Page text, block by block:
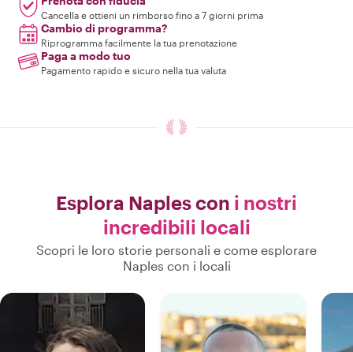
Cancella e ottieni un rimborso fino a 7 giorni prima
Cambio di programma?
Riprogramma facilmente la tua prenotazione
Paga a modo tuo
Pagamento rapido e sicuro nella tua valuta
Esplora Naples con i nostri
incredibili locali
Scopri le loro storie personali e come esplorare
Naples con i locali